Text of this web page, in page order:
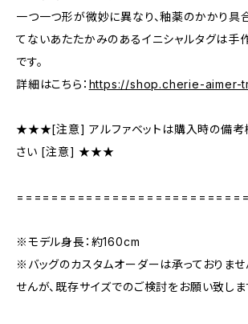
一つ一つ形が微妙に異なり、釉薬のかかり具
てないあたたかみのあるイニシャルタグは手
です。
詳細はこちら： https://shop.cherie-aimer-
★★★[注意] アルファベットは購入時の備考
さい [注意] ★★★
===========================
※モデル身長：約160cm
※バッグのカスタムオーダーは承っておりませ
せんが、既存サイズでのご検討をお願い致しま